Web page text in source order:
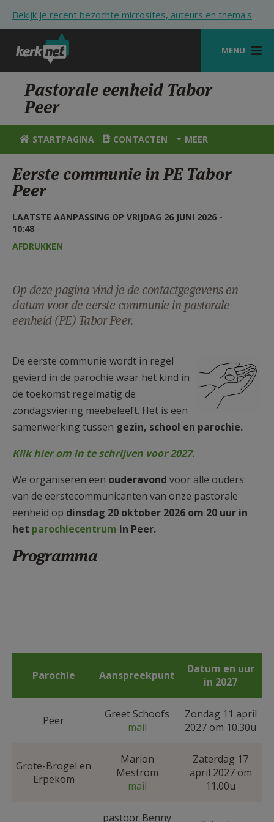
Bekijk je recent bezochte microsites, auteurs en thema's
MENU
STARTPAGINA
KERK
VIERINGEN
HULP
AANMELDEN OF REGISTREREN
Pastorale eenheid Tabor
Peer
STARTPAGINA CONTACTEN MEER
Eerste communie in PE Tabor
Peer
LAATSTE AANPASSING OP VRIJDAG 26 JUNI 2026 -
10:48
AFDRUKKEN
Op deze pagina vind je de contactgegevens en
datum voor de eerste communie in pastorale
eenheid (PE) Tabor Peer.
127C.png
De eerste communie wordt in regel
gevierd in de parochie waar het kind in
de toekomst regelmatig de
zondagsviering meebeleeft. Het is een
samenwerking tussen gezin, school en parochie.
Klik hier om in te schrijven voor 2027.
We organiseren een ouderavond voor alle ouders
van de eerstecommunicanten van onze pastorale
eenheid op dinsdag 20 oktober 2026 om 20 uur in
het parochiecentrum in Peer.
Programma
Parochie Aanspreekpunt
Datum en uur
in 2027
Peer
Greet Schoofs
mail
Zondag 11 april
2027 om 10.30u
Grote-Brogel en
Erpekom
Marion
Mestrom
mail
Zaterdag 17
april 2027 om
11.00u
pastoor Benny